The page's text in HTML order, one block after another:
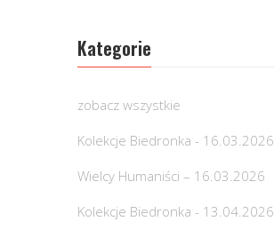
Kategorie
zobacz wszystkie
Kolekcje Biedronka - 16.03.2026
Wielcy Humaniści – 16.03.2026
Kolekcje Biedronka - 13.04.2026